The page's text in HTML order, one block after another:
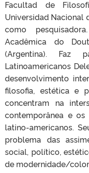
Facultad de
Universidad Nacional
como
Acadêmica do
(Argentina). Faz
Latinoamericanos
desenvolvimento
filosofia, estética e
concentram na
contemporânea e
latino-americanos.
problema das
social, político,
de modernidade/